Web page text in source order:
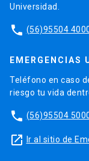
Universidad.
phone (56)95504
EMERGENCIAS
Teléfono en caso
riesgo tu vida
phone (56)95504
launch Ir al sitio de